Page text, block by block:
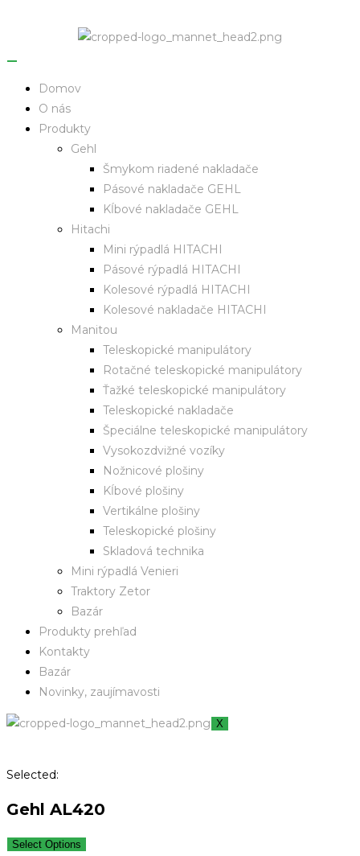
Domov
O nás
Produkty
Gehl
Šmykom riadené nakladače
Pásové nakladače GEHL
Kĺbové nakladače GEHL
Hitachi
Mini rýpadlá HITACHI
Pásové rýpadlá HITACHI
Kolesové rýpadlá HITACHI
Kolesové nakladače HITACHI
Manitou
Teleskopické manipulátory
Rotačné teleskopické manipulátory
Ťažké teleskopické manipulátory
Teleskopické nakladače
Špeciálne teleskopické manipulátory
Vysokozdvižné vozíky
Nožnicové plošiny
Kĺbové plošiny
Vertikálne plošiny
Teleskopické plošiny
Skladová technika
Mini rýpadlá Venieri
Traktory Zetor
Bazár
Produkty prehľad
Kontakty
Bazár
Novinky, zaujímavosti
X
Selected:
Gehl AL420
Select Options